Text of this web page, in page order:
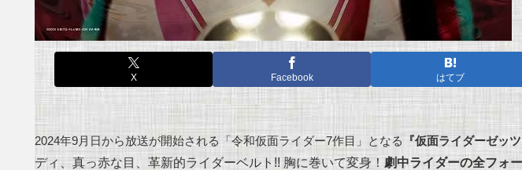
X Facebook はてブ
2024年9月日から放送が開始される「令和仮面ライダー7作目」となる 『仮面ライダーゼッツ
ディ、真っ赤な目、革新的ライダーベルト!! 胸に巻いて変身！劇中ライダーの全フォ